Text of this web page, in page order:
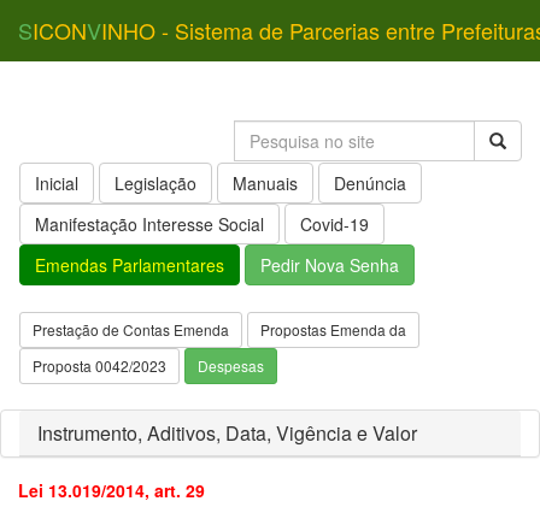
SICONVINHO - Sistema de Parcerias entre
Inicial Legislação Manuais
Denúncia
Manifestação Interesse Social
Covid-19
Emendas Parlamentares
Pedir Nova Senha
Prestação de Contas Emenda
Propostas Emenda da
Proposta 0042/2023
Despesas
Instrumento, Aditivos, Data, Vigência e Valor
Lei 13.019/2014, art. 29